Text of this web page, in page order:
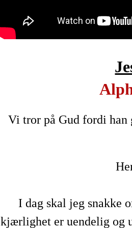
Vi tror på Gud fordi
I dag skal jeg snakke
kjærlighet er uendelig og